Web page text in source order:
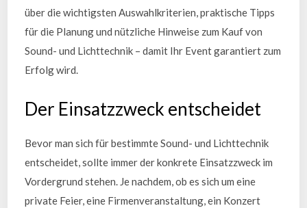
über die wichtigsten Auswahlkriterien, praktische Tipps
für die Planung und nützliche Hinweise zum Kauf von
Sound- und Lichttechnik – damit Ihr Event garantiert zum
Erfolg wird.
Der Einsatzzweck entscheidet
Bevor man sich für bestimmte Sound- und Lichttechnik
entscheidet, sollte immer der konkrete Einsatzzweck im
Vordergrund stehen. Je nachdem, ob es sich um eine
private Feier, eine Firmenveranstaltung, ein Konzert